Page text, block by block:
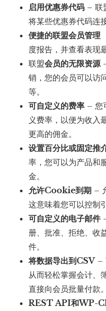
启用优惠券代码 – 联
将某些优惠券代码连
便捷的联盟会员管理
度报告，并查看表现
联盟会员的无限资源
销，您的会员可以访
等。
可自定义的费率 – 您
义费率，以便为收入
更高的佣金。
设置百分比或固定推
率，您可以为产品和
金。
允许Cookie到期 –
这意味着您可以控制
可自定义的电子邮件
册、批准、拒绝、收
件。
将数据导出到CSV –
从而轻松掌握会计、
直接向会员批量付款。
REST API和WP-